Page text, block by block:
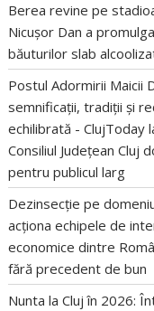
Berea revine pe
Nicușor Dan a
băuturilor slab
Postul Adormirii Maicii
semnificații, tradiții și
echilibrată - ClujToday
Consiliul Județean Cluj
pentru publicul larg
Dezinsecție pe
acționa echipele de
economice dintre
fără precedent de bun
Nunta la Cluj în 2026: